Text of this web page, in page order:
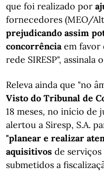
que foi realizado por
fornecedores (MEO/
prejudicando assim
concorrênciaem favor
rede SIRESP",
Releva ainda que "no
Visto do Tribunal de
18 meses, no início de
alertou a Siresp, S.A.
"planear e realizar
aquisitivos de serviços
submetidos a